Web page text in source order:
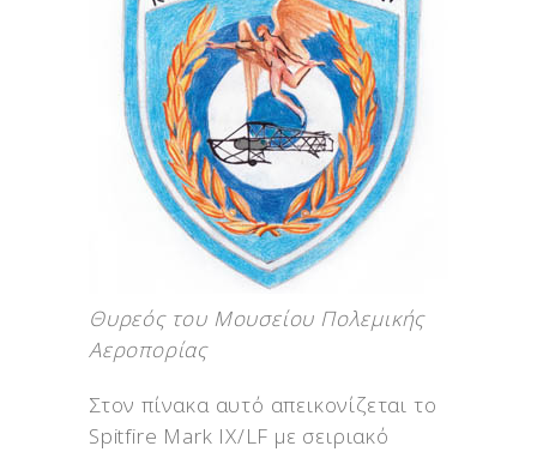
Θυρεός του Μουσείου Πολεμικής
Αεροπορίας
Στον πίνακα αυτό απεικονίζεται το
Spitfire Mark IX/LF με σειριακό